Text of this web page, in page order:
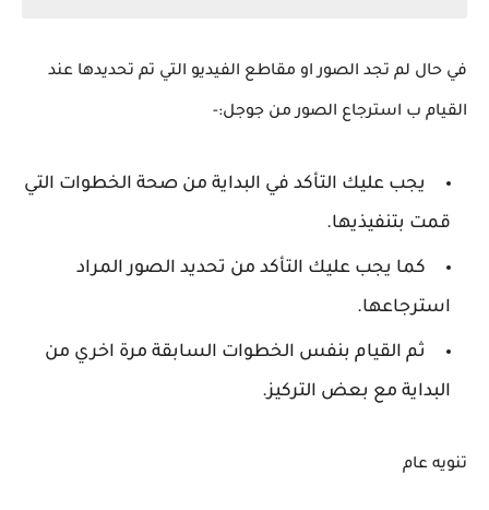
في حال لم تجد الصور او مقاطع الفيديو التي تم تحديدها عند
القيام ب استرجاع الصور من جوجل:-
يجب عليك التأكد في البداية من صحة الخطوات التي
قمت بتنفيذيها.
كما يجب عليك التأكد من تحديد الصور المراد
استرجاعها.
ثم القيام بنفس الخطوات السابقة مرة اخري من
البداية مع بعض التركيز.
تنويه عام